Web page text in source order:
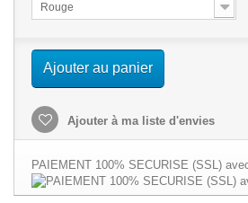
Rouge
Ajouter au panier
Ajouter à ma liste d'envies
PAIEMENT 100% SECURISE (SSL)